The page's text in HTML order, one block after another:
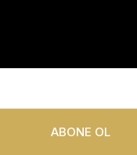
ABONE OL